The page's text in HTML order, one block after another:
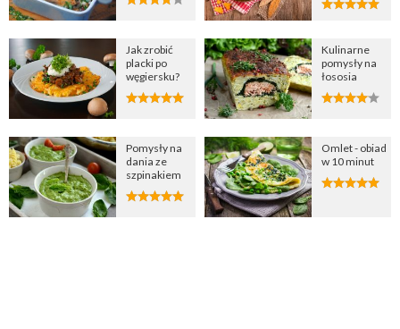
Jak zrobić
placki po
węgiersku?
Pomysły na
dania ze
szpinakiem
Kulinarne
pomysły na
łososia
Omlet - obiad
w 10 minut